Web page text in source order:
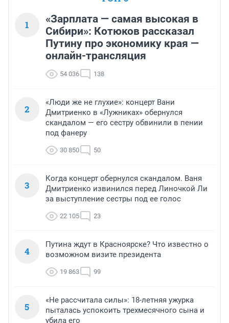
1
«Зарплата — самая высокая в
Сибири»: Котюков рассказал
Путину про экономику края —
онлайн-трансляция
54 036 138
2
«Люди же не глухие»: концерт Вани
Дмитриенко в «Лужниках» обернулся
скандалом — его сестру обвинили в пении
под фанеру
30 850 50
3
Когда концерт обернулся скандалом. Ваня
Дмитриенко извинился перед Линочкой Ли
за выступление сестры под ее голос
22 105 23
4
Путина ждут в Красноярске? Что известно о
возможном визите президента
19 863 99
5
«Не рассчитала силы»: 18-летняя ужурка
пыталась успокоить трехмесячного сына и
убила его